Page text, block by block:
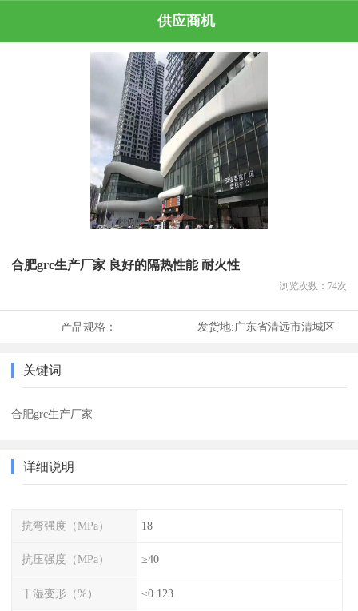
供应商机
合肥grc生产厂家 良好的隔热性能 耐火性
浏览次数： 74次
产品规格： 发货地:广东省清远市清城区
关键词
合肥grc生产厂家
详细说明
抗弯强度（MPa） 18
抗压强度（MPa） ≥40
干湿变形（%） ≤0.123